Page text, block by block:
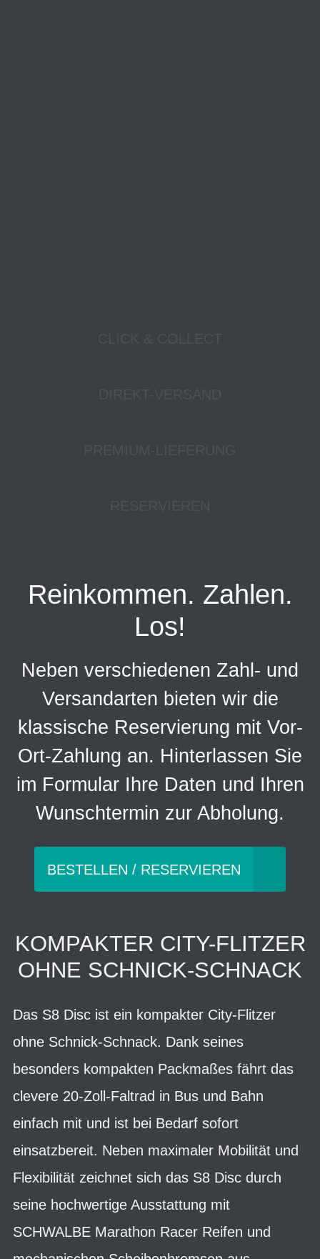
Reinkommen. Zahlen.
Los!
Neben verschiedenen Zahl- und
Versandarten bieten wir die
klassische Reservierung mit Vor-
Ort-Zahlung an. Hinterlassen Sie
im Formular Ihre Daten und Ihren
Wunschtermin zur Abholung.
BESTELLEN / RESERVIEREN
KOMPAKTER CITY-FLITZER
OHNE SCHNICK-SCHNACK
Das S8 Disc ist ein kompakter City-Flitzer
ohne Schnick-Schnack. Dank seines
besonders kompakten Packmaßes fährt das
clevere 20-Zoll-Faltrad in Bus und Bahn
einfach mit und ist bei Bedarf sofort
einsatzbereit. Neben maximaler Mobilität und
Flexibilität zeichnet sich das S8 Disc durch
seine hochwertige Ausstattung mit
SCHWALBE Marathon Racer Reifen und